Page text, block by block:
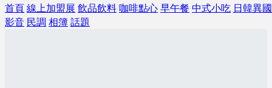
首頁線上加盟展 飲品飲料咖啡點心早午餐 中式小吃 日韓異國
影音 民調 相簿話題